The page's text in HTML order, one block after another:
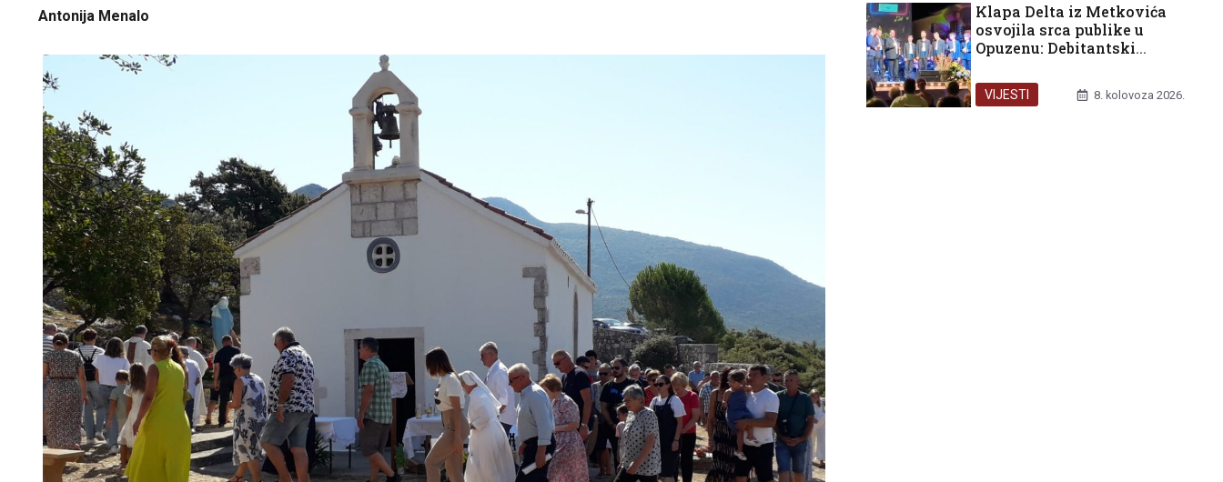
Antonija Menalo
Klapa Delta iz Metkovića
osvojila srca publike u
Opuzenu: Debitantski
nagradom
VIJESTI 8. kolovoza 2026.